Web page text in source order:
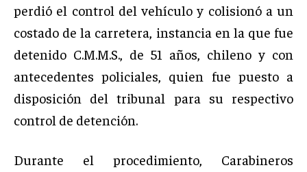
perdió el control del vehículo y colisionó a un
costado de la carretera, instancia en la que fue
detenido C.M.M.S., de 51 años, chileno y con
antecedentes policiales, quien fue puesto a
disposición del tribunal para su respectivo
control de detención.
Durante el procedimiento, Carabineros